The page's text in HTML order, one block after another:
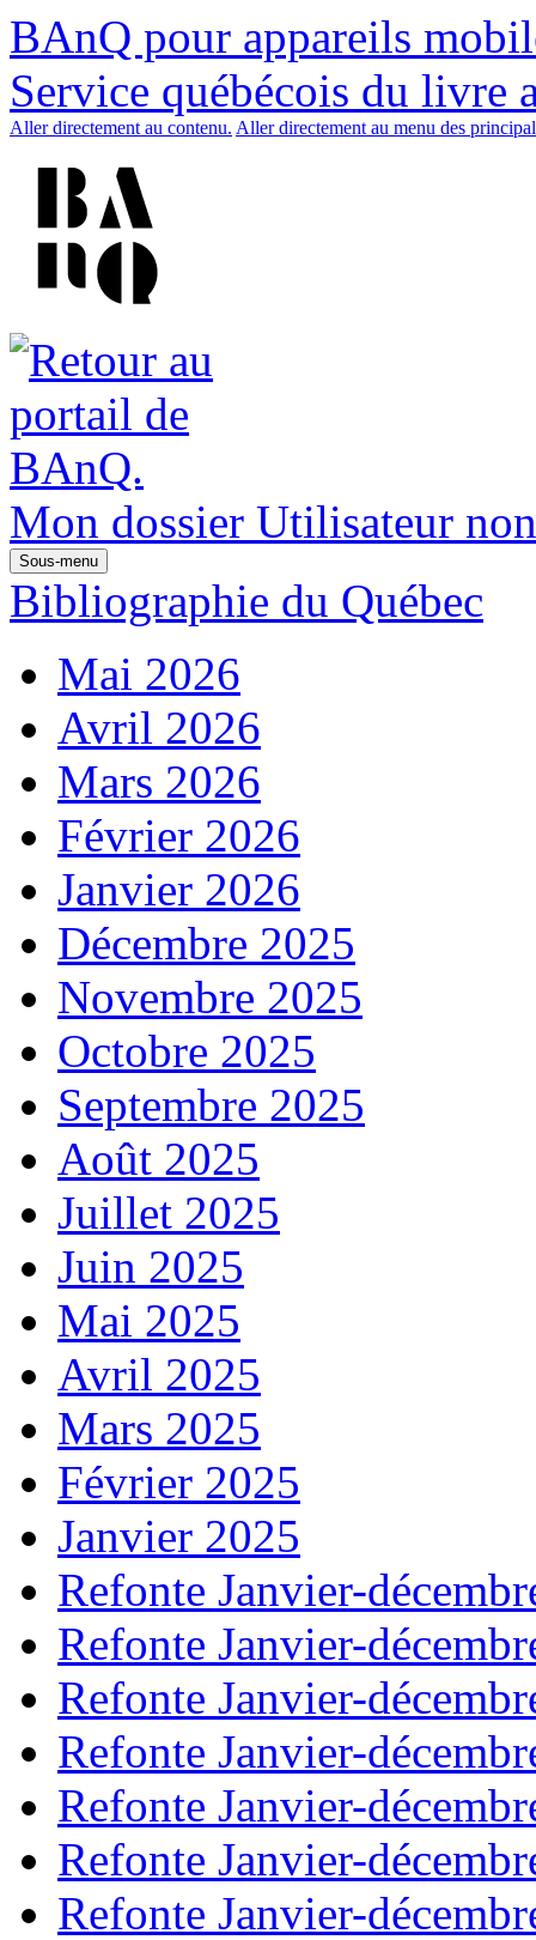
BAnQ pour appareils
Service québécois du livre
Aller directement au contenu. Aller directement au menu des
Mon dossier Utilisateur
Sous-menu
Bibliographie du Québec
Mai 2026
Avril 2026
Mars 2026
Février 2026
Janvier 2026
Décembre 2025
Novembre 2025
Octobre 2025
Septembre 2025
Août 2025
Juillet 2025
Juin 2025
Mai 2025
Avril 2025
Mars 2025
Février 2025
Janvier 2025
Refonte Janvier-
Refonte Janvier-
Refonte Janvier-
Refonte Janvier-
Refonte Janvier-
Refonte Janvier-
Refonte Janvier-